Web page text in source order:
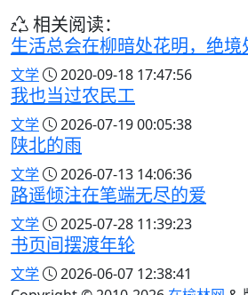
相关阅读：
生活总会在柳暗处花明，绝境
文学 2020-09-18 17:47:56
我也当过农民工
文学 2026-07-19 00:05:38
陕北的雨
文学 2026-07-13 14:06:36
路遥倾注在笔端无尽的爱
文学 2025-07-28 11:39:23
书页间摆渡年轮
文学
2026-06-07 12:38:41